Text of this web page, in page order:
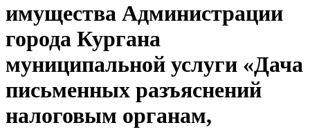
имущества Администрации
города Кургана
муниципальной услуги «Дача
письменных разъяснений
налоговым органам,